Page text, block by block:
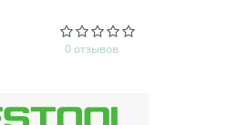
0 отзывов